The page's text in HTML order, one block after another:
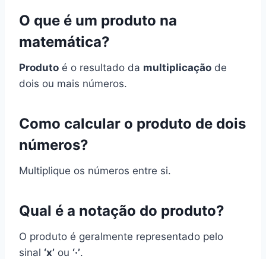
O que é um produto na
matemática?
Produto é o resultado da multiplicação de
dois ou mais números.
Como calcular o produto de dois
números?
Multiplique os números entre si.
Qual é a notação do produto?
O produto é geralmente representado pelo
sinal ‘x’ ou ‘·’.